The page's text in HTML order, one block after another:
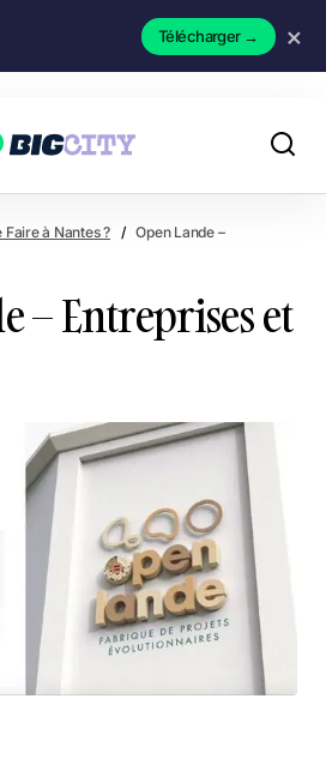
Télécharger→ ×
Faire à Nantes ?
Open Lande –
– Entreprises et